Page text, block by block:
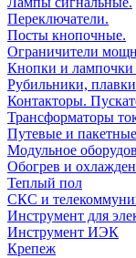
Переключатели.
Посты кнопочные.
Ограничители
Кнопки и
Рубильники,
Контакторы.
Трансформаторы
Путевые и
Модульное
Обогрев и
Теплый пол
СКС и
Инструмент для
Инструмент ИЭК
Крепеж